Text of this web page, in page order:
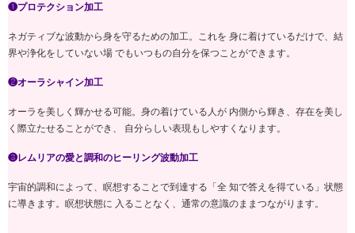
❶プロテクション加工
ネガティブな波動から身を守るための加工。これを 身に着けているだけで、結
界や浄化をしていない場 でもいつもの自分を保つことができます。
❷オーラシャイン加工
オーラを美しく輝かせる可能。身の着けている人が 内側から輝き、存在を美し
く際立たせることができ、 自分らしい表現もしやすくなります。
❸レムリアの愛と調和のヒーリング波動加工
宇宙的調和によって、瞑想することで到達する「全 知で答えを得ている」状態
に導きます。瞑想状態に 入ることなく、通常の意識のままつながります。